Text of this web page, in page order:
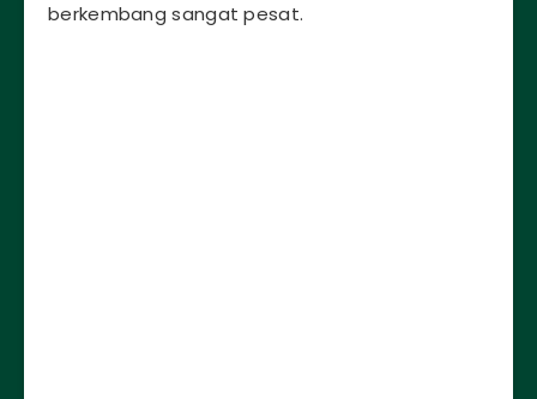
berkembang sangat pesat.